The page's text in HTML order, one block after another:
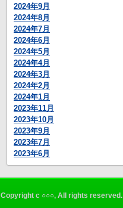
2024年9月
2024年8月
2024年7月
2024年6月
2024年5月
2024年4月
2024年3月
2024年2月
2024年1月
2023年11月
2023年10月
2023年9月
2023年7月
2023年6月
Copyright c ○○○, All rights reserved.